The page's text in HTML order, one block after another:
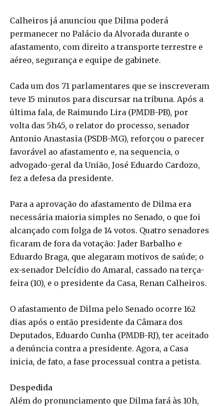
Calheiros já anunciou que Dilma poderá
permanecer no Palácio da Alvorada durante o
afastamento, com direito a transporte terrestre e
aéreo, segurança e equipe de gabinete.
Cada um dos 71 parlamentares que se inscreveram
teve 15 minutos para discursar na tribuna. Após a
última fala, de Raimundo Lira (PMDB-PB), por
volta das 5h45, o relator do processo, senador
Antonio Anastasia (PSDB-MG), reforçou o parecer
favorável ao afastamento e, na sequencia, o
advogado-geral da União, José Eduardo Cardozo,
fez a defesa da presidente.
Para a aprovação do afastamento de Dilma era
necessária maioria simples no Senado, o que foi
alcançado com folga de 14 votos. Quatro senadores
ficaram de fora da votação: Jader Barbalho e
Eduardo Braga, que alegaram motivos de saúde; o
ex-senador Delcídio do Amaral, cassado na terça-
feira (10), e o presidente da Casa, Renan Calheiros.
O afastamento de Dilma pelo Senado ocorre 162
dias após o então presidente da Câmara dos
Deputados, Eduardo Cunha (PMDB-RJ), ter aceitado
a denúncia contra a presidente. Agora, a Casa
inicia, de fato, a fase processual contra a petista.
Despedida
Além do pronunciamento que Dilma fará às 10h,